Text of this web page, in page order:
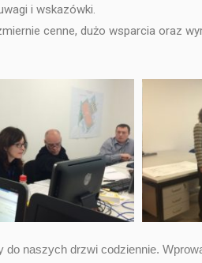
i wskazówki.
cenne, dużo wsparcia oraz
do naszych drzwi codziennie.